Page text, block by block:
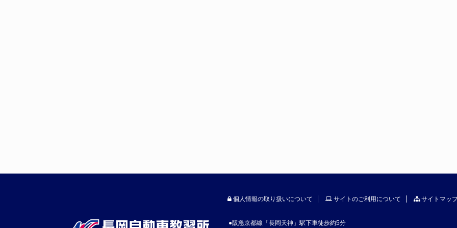
個人情報の取り扱いについて サイトのご利用について サイトマッ
●阪急京都線「長岡天神」駅下車徒歩約5分